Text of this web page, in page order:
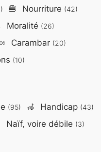
🍔 Nourriture (42)
Moralité (26)
Carambar (20)
(10)
(95) 🦽 Handicap (43)
Naïf, voire débile (3)